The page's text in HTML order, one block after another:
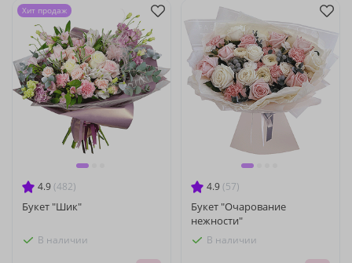
4.9 (482)
Букет "Шик"
В наличии
Хит продаж
4.9 (57)
Букет "Очарование
нежности"
В наличии